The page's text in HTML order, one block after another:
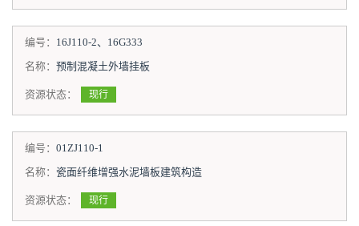
编号： 16J110-2、16G333
名称： 预制混凝土外墙挂板
资源状态： 现行
编号： 01ZJ110-1
名称： 瓷面纤维增强水泥墙板建筑构造
资源状态： 现行